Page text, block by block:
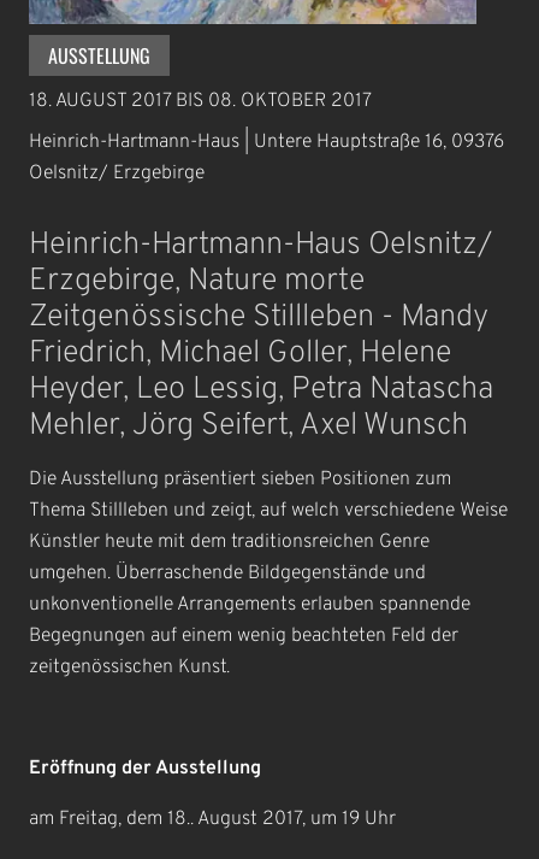
AUSSTELLUNG
18. AUGUST 2017BIS 08. OKTOBER 2017
Heinrich-Hartmann-Haus | Untere Hauptstraße 16, 09376
Oelsnitz/ Erzgebirge
Heinrich-Hartmann-Haus Oelsnitz/
Erzgebirge, Nature morte
Zeitgenössische Stillleben - Mandy
Friedrich, Michael Goller, Helene
Heyder, Leo Lessig, Petra Natascha
Mehler, Jörg Seifert, Axel Wunsch
Die Ausstellung präsentiert sieben Positionen zum
Thema Stillleben und zeigt, auf welch verschiedene Weise
Künstler heute mit dem traditionsreichen Genre
umgehen. Überraschende Bildgegenstände und
unkonventionelle Arrangements erlauben spannende
Begegnungen auf einem wenig beachteten Feld der
zeitgenössischen Kunst.
Eröffnung der Ausstellung
am Freitag, dem 18.. August 2017, um 19 Uhr